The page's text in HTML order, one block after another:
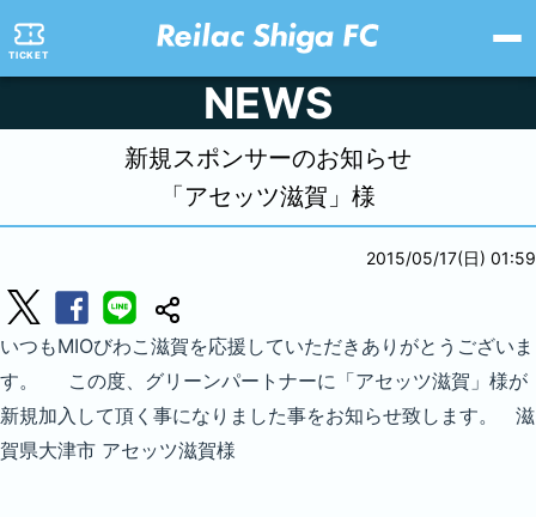
TICKET
NEWS
新規スポンサーのお知らせ
「アセッツ滋賀」様
2015/05/17(日) 01:59
いつもMIOびわこ滋賀を応援していただきありがとうございま
す。 この度、グリーンパートナーに「アセッツ滋賀」様が
新規加入して頂く事になりました事をお知らせ致します。 滋
賀県大津市 アセッツ滋賀様